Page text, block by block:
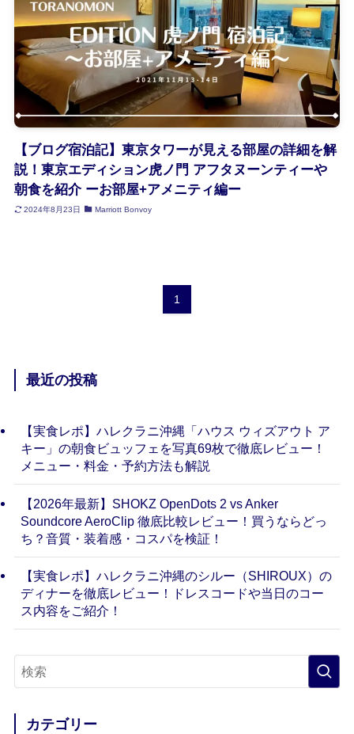
【ブログ宿泊記】東京タワーが見える部屋の詳細を解
説！東京エディション虎ノ門 アフタヌーンティーや
朝食を紹介 ーお部屋+アメニティ編ー
2024年8月23日 Marriott Bonvoy
1
最近の投稿
【実食レポ】ハレクラニ沖縄「ハウス ウィズアウト ア
キー」の朝食ビュッフェを写真69枚で徹底レビュー！
メニュー・料金・予約方法も解説
【2026年最新】SHOKZ OpenDots 2 vs Anker
Soundcore AeroClip 徹底比較レビュー！買うならどっ
ち？音質・装着感・コスパを検証！
【実食レポ】ハレクラニ沖縄のシルー（SHIROUX）の
ディナーを徹底レビュー！ドレスコードや当日のコー
ス内容をご紹介！
カテゴリー